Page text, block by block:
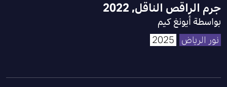
جرم الراقص الناقل, 2022
بواسطة أيونغ كيم
نور الرياض
2025